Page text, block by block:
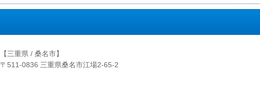
【三重県 / 桑名市】
〒511-0836 三重県桑名市江場2-65-2